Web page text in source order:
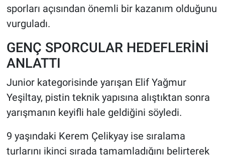
sporları açısından önemli bir kazanım olduğunu
vurguladı.
GENÇ SPORCULAR HEDEFLERİNİ
ANLATTI
Junior kategorisinde yarışan Elif Yağmur
Yeşiltay, pistin teknik yapısına alıştıktan sonra
yarışmanın keyifli hale geldiğini söyledi.
9 yaşındaki Kerem Çelikyay ise sıralama
turlarını ikinci sırada tamamladığını belirterek